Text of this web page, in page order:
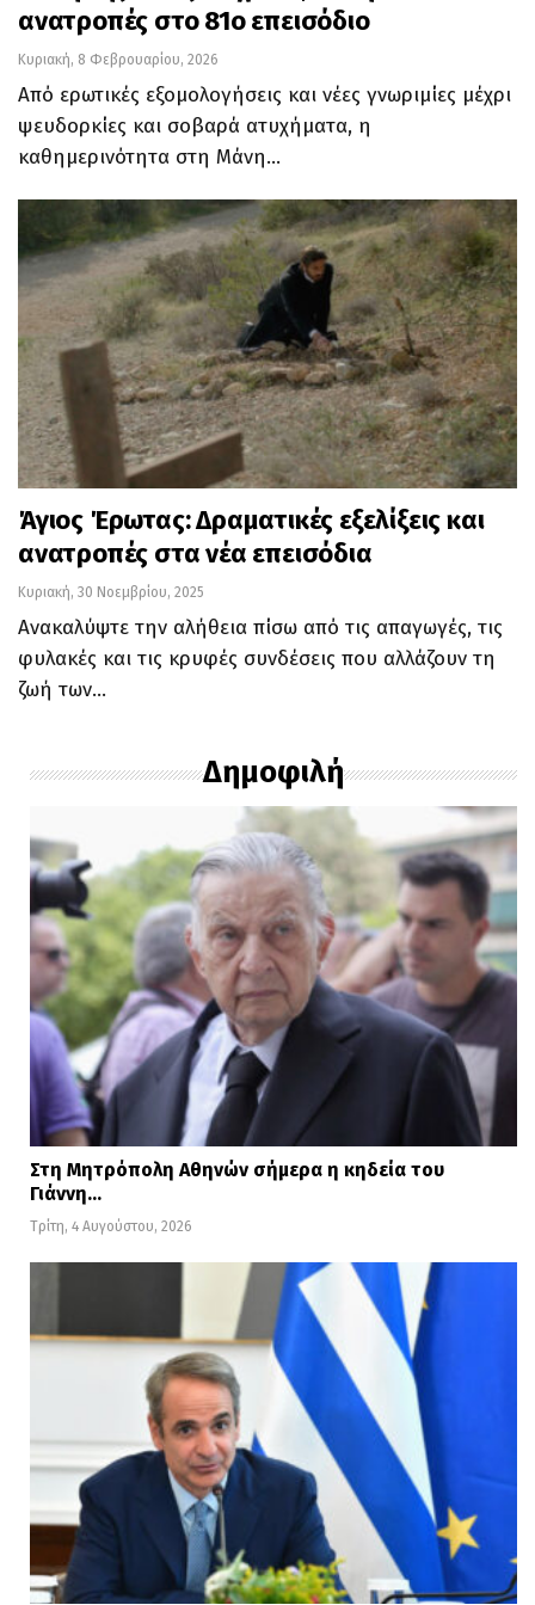
ανατροπές στο 81ο επεισόδιο
Κυριακή, 8 Φεβρουαρίου, 2026
Από ερωτικές εξομολογήσεις και νέες γνωριμίες μέχρι
ψευδορκίες και σοβαρά ατυχήματα, η
καθημερινότητα στη Μάνη…
Άγιος Έρωτας: Δραματικές εξελίξεις και
ανατροπές στα νέα επεισόδια
Κυριακή, 30 Νοεμβρίου, 2025
Ανακαλύψτε την αλήθεια πίσω από τις απαγωγές, τις
φυλακές και τις κρυφές συνδέσεις που αλλάζουν τη
ζωή των…
Δημοφιλή
Στη Μητρόπολη Αθηνών σήμερα η κηδεία του
Γιάννη…
Τρίτη, 4 Αυγούστου, 2026